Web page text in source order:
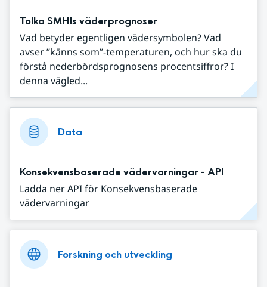
Tolka SMHIs väderprognoser
Vad betyder egentligen vädersymbolen? Vad
avser ”känns som”-temperaturen, och hur ska du
förstå nederbördsprognosens procentsiffror? I
denna vägled...
Data
Konsekvensbaserade vädervarningar - API
Ladda ner API för Konsekvensbaserade
vädervarningar
Forskning och utveckling